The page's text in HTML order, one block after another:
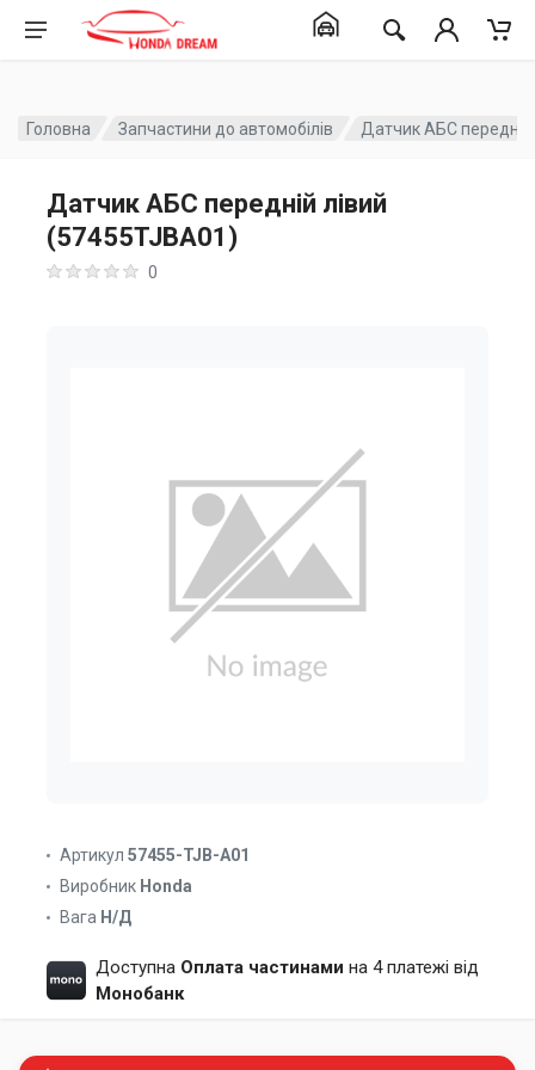
Головна Запчастини до автомобілів Датчик АБС
Датчик АБС передній лівий
(57455TJBA01)
0
Артикул 57455-TJB-A01
Виробник Honda
Вага Н/Д
Доступна Оплата частинами на 4 платежі від
Монобанк